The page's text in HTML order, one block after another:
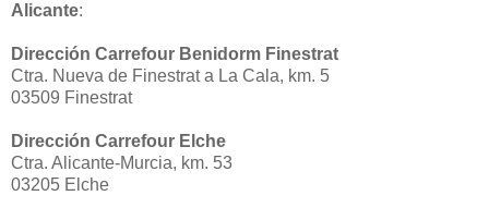
Alicante:
Dirección Carrefour Benidorm Finestrat
Ctra. Nueva de Finestrat a La Cala, km. 5
03509 Finestrat
Dirección Carrefour Elche
Ctra. Alicante-Murcia, km. 53
03205 Elche